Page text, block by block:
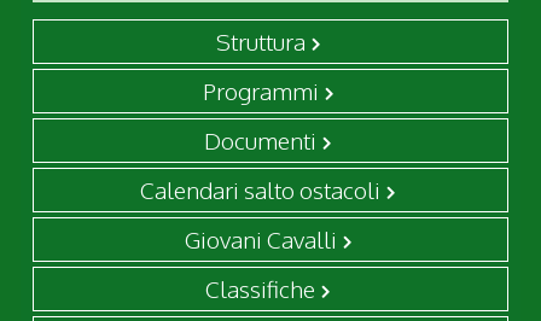
Struttura
Programmi
Documenti
Calendari salto ostacoli
Giovani Cavalli
Classifiche